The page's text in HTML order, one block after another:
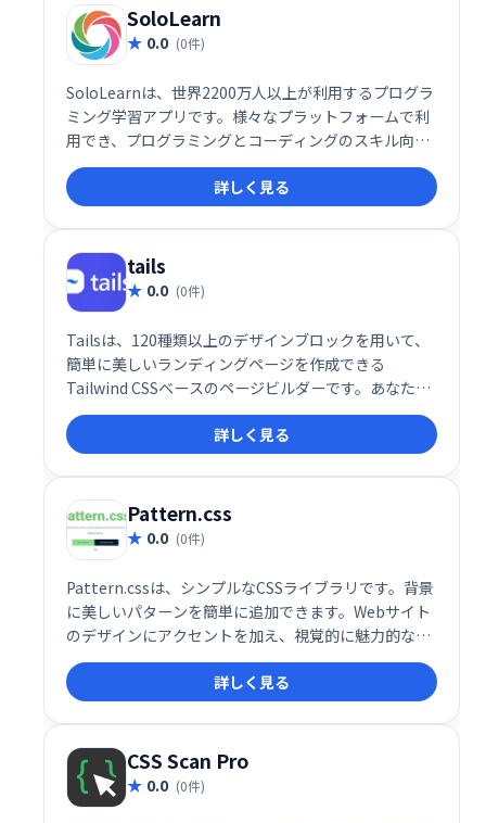
SoloLearn
0.0 (0件)
SoloLearnは、世界2200万人以上が利用するプログラ
ミング学習アプリです。様々なプラットフォームで利
用でき、プログラミングとコーディングのスキル向上
をサポートします。初心者から上級者まで、自身のペ
ースで学習を進められます。楽しく効率的にプログラ
ミングを学びたい方におすすめです。
詳しく見る
tails
0.0 (0件)
Tailsは、120種類以上のデザインブロックを用いて、
簡単に美しいランディングページを作成できる
Tailwind CSSベースのページビルダーです。あなたの
次のプロジェクトに最適なウェブサイトを、直感的な
操作で素早く構築できます。素晴らしいアイデアを実
現するための究極のツールです。
詳しく見る
Pattern.css
0.0 (0件)
Pattern.cssは、シンプルなCSSライブラリです。背景
に美しいパターンを簡単に追加できます。Webサイト
のデザインにアクセントを加え、視覚的に魅力的な空
間を演出したい方におすすめです。軽量で使いやすい
ので、手軽に導入できます。
詳しく見る
CSS Scan Pro
0.0 (0件)